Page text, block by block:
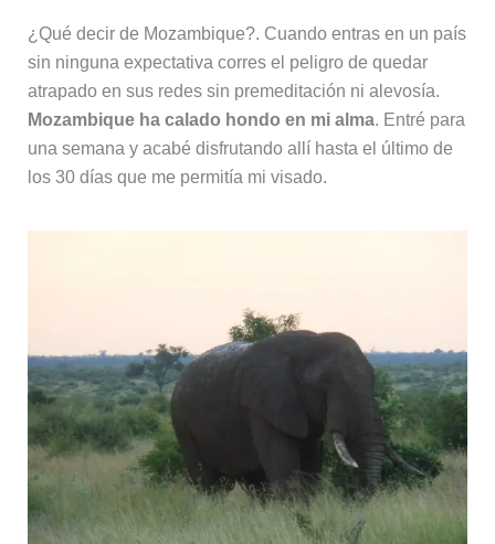
¿Qué decir de Mozambique?. Cuando entras en un país
sin ninguna expectativa corres el peligro de quedar
atrapado en sus redes sin premeditación ni alevosía.
Mozambique ha calado hondo en mi alma. Entré para
una semana y acabé disfrutando allí hasta el último de
los 30 días que me permitía mi visado.